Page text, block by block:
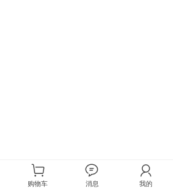
购物车 消息 我的